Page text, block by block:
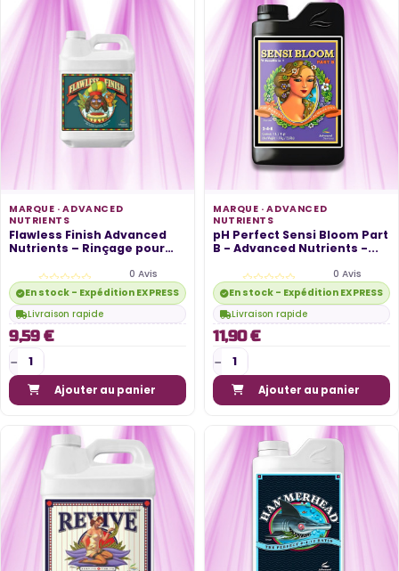
MARQUE ·ADVANCED
NUTRIENTS
Flawless Finish Advanced
Nutrients – Rinçage pour
0 Avis
En stock - Expédition EXPRESS disponible
Livraison rapide
9,59 €
Ajouter au panier
MARQUE ·ADVANCED
NUTRIENTS
pH Perfect Sensi Bloom Part
B - Advanced Nutrients -...
0 Avis
En stock - Expédition EXPRESS
Livraison rapide
11,90 €
Ajouter au panier